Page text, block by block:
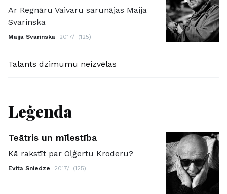
Ar Regnāru Vaivaru sarunājas Maija
Svarinska
Maija Svarinska 2017/I (125)
Talants dzimumu neizvēlas
Leģenda
Teātris un mīlestība
Kā rakstīt par Oļģertu Kroderu?
Evita Sniedze 2017/I (125)